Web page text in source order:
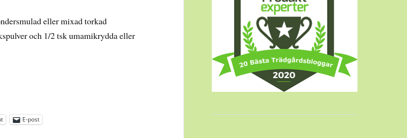
eller mixad torkad
och 1/2 tsk umamikrydda eller
E-post